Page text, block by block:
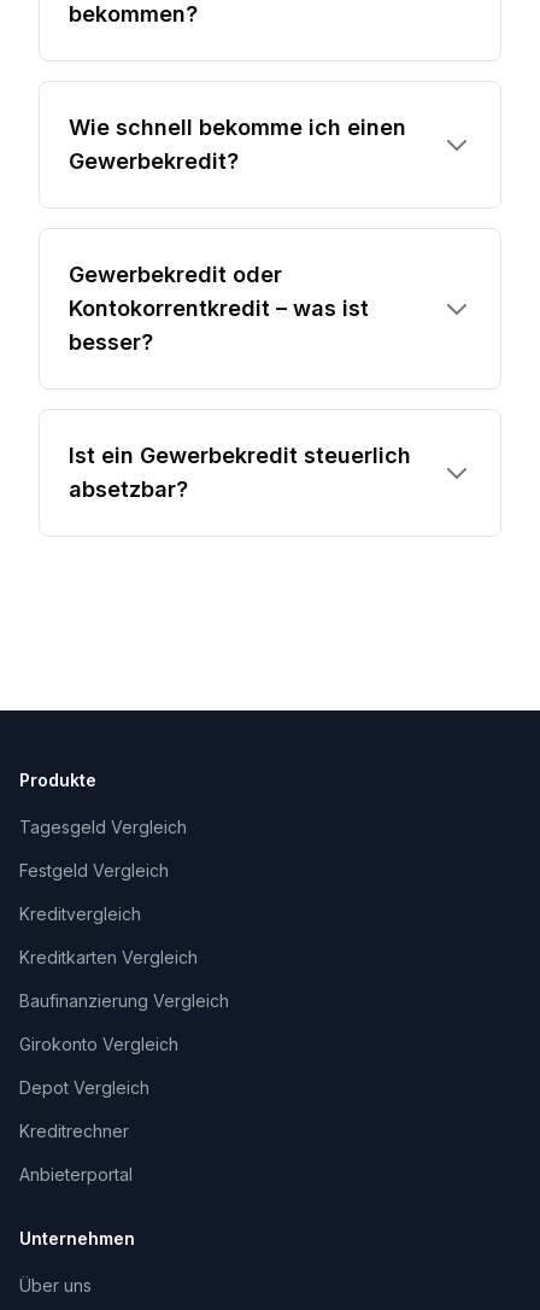
bekommen?
Wie schnell bekomme ich einen
Gewerbekredit?
Gewerbekredit oder
Kontokorrentkredit – was ist
besser?
Ist ein Gewerbekredit steuerlich
absetzbar?
Produkte
Tagesgeld Vergleich
Festgeld Vergleich
Kreditvergleich
Kreditkarten Vergleich
Baufinanzierung Vergleich
Girokonto Vergleich
Depot Vergleich
Kreditrechner
Anbieterportal
Unternehmen
Über uns